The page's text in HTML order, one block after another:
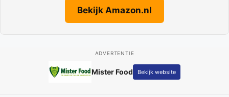
Bekijk Amazon.nl
ADVERTENTIE
Fotografie Kay Schepers Bekijk website